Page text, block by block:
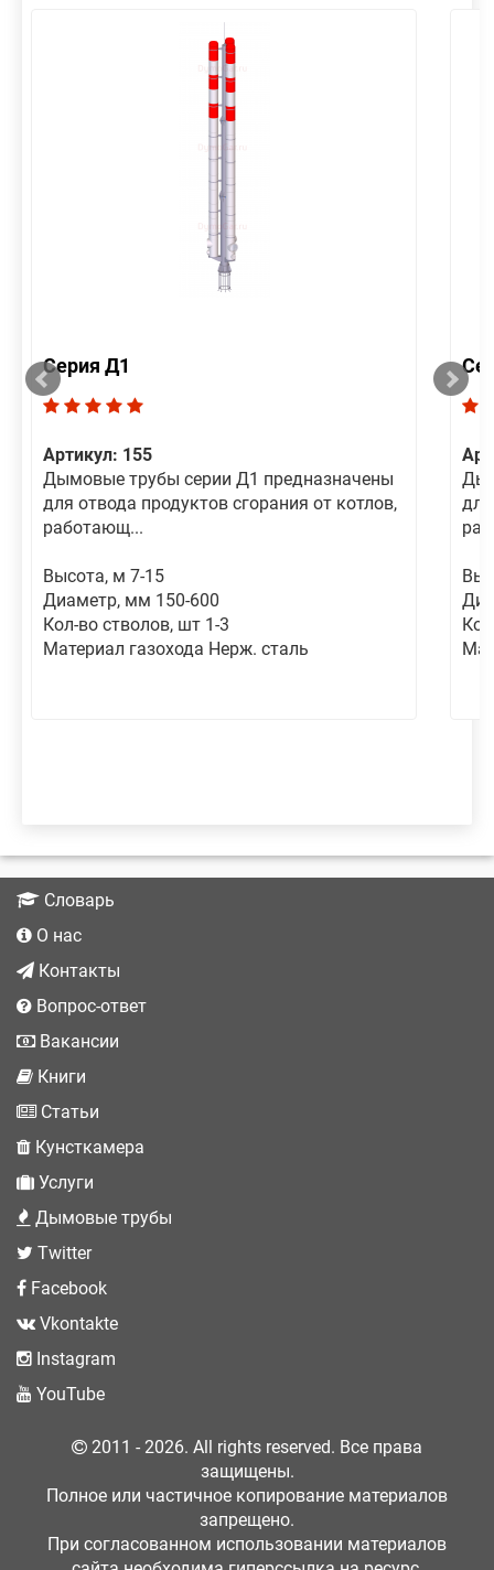
Серия Д1
Артикул: 155
Дымовые трубы серии Д1 предназначены
для отвода продуктов сгорания от котлов,
работающ...
Высота, м 7-15
Диаметр, мм 150-600
Кол-во стволов, шт 1-3
Материал газохода Нерж. сталь
Словарь
О нас
Контакты
Вопрос-ответ
Вакансии
Книги
Статьи
Кунсткамера
Услуги
Дымовые трубы
Twitter
Facebook
Vkontakte
Instagram
YouTube
2011 - 2026. All rights reserved. Все права
защищены.
Полное или частичное копирование материалов
запрещено.
При согласованном использовании материалов